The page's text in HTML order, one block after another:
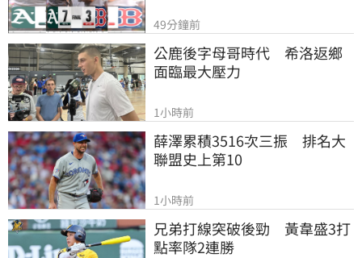
49分鐘前
公鹿後字母哥時代　希洛返鄉
面臨最大壓力
1小時前
薛澤累積3516次三振　排名大
聯盟史上第10
1小時前
兄弟打線突破後勁　黃韋盛3打
點率隊2連勝